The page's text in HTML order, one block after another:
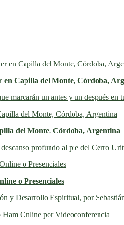
en Capilla del Monte, Córdoba,
marcarán un antes y un después en
del Monte, Córdoba, Argentina
profundo al pie del Cerro
o Presenciales
y Desarrollo Espiritual, por